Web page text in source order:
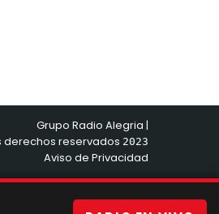
Grupo Radio Alegria |
derechos reservados 2023
Aviso de Privacidad